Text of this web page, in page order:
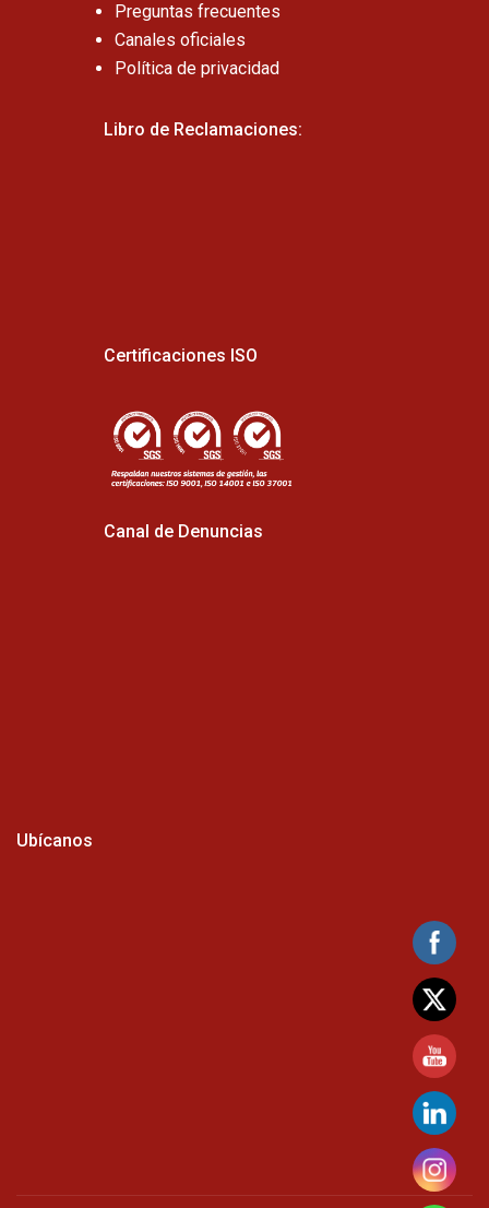
Preguntas frecuentes
Canales oficiales
Política de privacidad
Libro de Reclamaciones:
Certificaciones ISO
Canal de Denuncias
Ubícanos